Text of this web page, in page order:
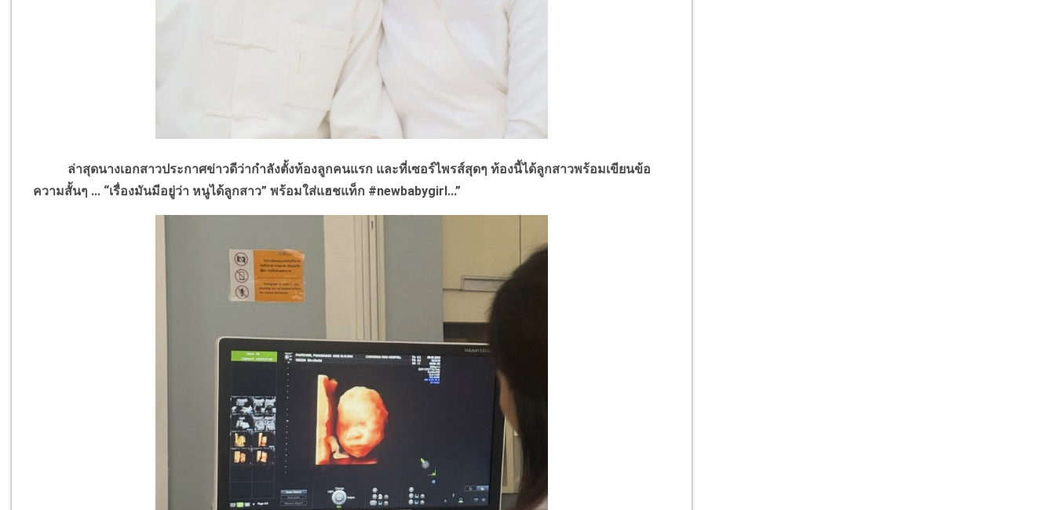
ล่าสุดนางเอกสาวประกาศข่าวดีว่ากำลังตั้งท้องลูกคนแรก และที่เซอร์ไพรส์สุดๆ ท้องนี้ได้ลูกสาวพร้อมเขียนข้อ
ความสั้นๆ ... “เรื่องมันมีอยู่ว่า หนูได้ลูกสาว” พร้อมใส่แฮชแท็ก #newbabygirl...”